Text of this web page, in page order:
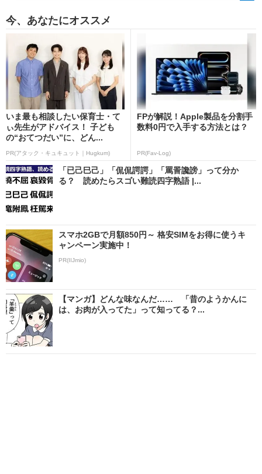
今、あなたにオススメ
いま最も相談したい保育士・て
ぃ先生がアドバイス！ 子ども
の“おてつだい”に、どん...
PR(アタック・キュキュット｜Hugkum)
FPが解説！Apple製品を分割手
数料0円で入手する方法とは？
PR(Fav-Log)
「已己巳己」「侃侃諤諤」「罵詈讒謗」って分か
る？ 読めたらスゴい難読四字熟語 |...
スマホ2GBで月額850円～ 格安SIMをお得に使うキ
ャンペーン実施中！
PR(IIJmio)
【マンガ】どんな味なんだ…… 「昔のようかんに
は、お肉が入ってた」って知ってる？...